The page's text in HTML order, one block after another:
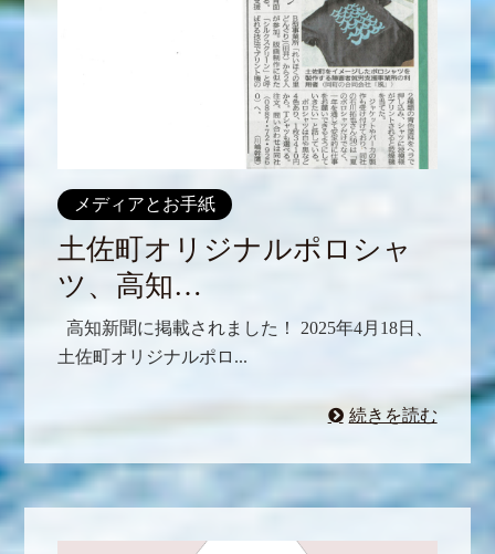
メディアとお手紙
土佐町オリジナルポロシャ
ツ、高知…
高知新聞に掲載されました！ 2025年4月18日、
土佐町オリジナルポロ...
続きを読む